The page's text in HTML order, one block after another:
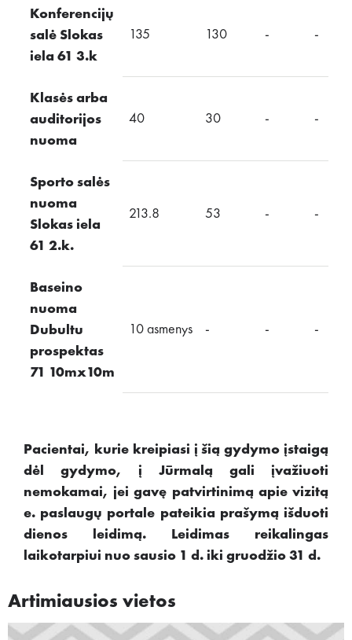
Konferencijų
salė Slokas
iela 61 3.k
135 130 - -
Klasės arba
auditorijos
nuoma
40 30 - -
Sporto salės
nuoma
Slokas iela
61 2.k.
213.8 53 - -
Baseino
nuoma
Dubultu
prospektas
71 10mx10m
10 asmenys - - -
Pacientai, kurie kreipiasi į šią gydymo įstaigą
dėl gydymo, į Jūrmalą gali įvažiuoti
nemokamai, jei gavę patvirtinimą apie vizitą
e. paslaugų portale pateikia prašymą išduoti
dienos leidimą. Leidimas reikalingas
laikotarpiui nuo sausio 1 d. iki gruodžio 31 d.
Artimiausios vietos